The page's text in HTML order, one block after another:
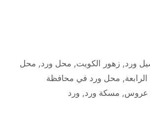
ورد,زهور الكويت, محل ورد, محل
, محل ورد في محافظة
عروس, مسكة ورد, ورد